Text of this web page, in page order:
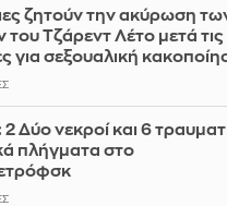
ζητούν την ακύρωση
του Τζάρεντ Λέτο μετά τις
για σεξουαλική
Δύο νεκροί και 6
πλήγματα στο